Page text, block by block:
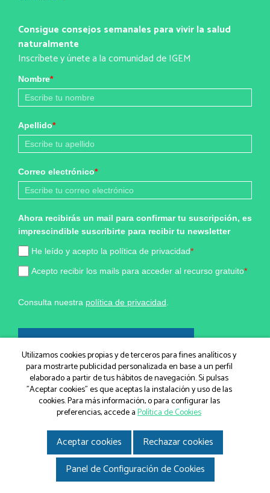
Consigue consejos semanales para vivir la salud
naturalmente
Inscríbete y únete a la comunidad de IGEM
Nombre*
Apellido*
Correo electrónico*
Ahora recibirás un mail para confirmar tu suscripción, es
imprescindible suscribirte para recibir tu newsletter
He leído y acepto la política de privacidad*
Acepto recibir los mails para acceder al recurso gratuito*
Consulta nuestra política de privacidad.
Marketing por
ActiveCampaign
© IGEM, Institut Guxens de Medicina Integrativa 2026
Aviso legal|Política de Cookies|Política de privacidad|
Disseny i desenvolupament web
Utilizamos cookies propias y de terceros para fines analíticos y
para mostrarte publicidad personalizada en base a un perfil
elaborado a partir de tus hábitos de navegación. Si pulsas
"Aceptar cookies" es que aceptas la instalación y uso de las
cookies. Para más información, o para configurar las
preferencias, accede aPolítica de Cookies
Aceptar cookies
Rechazar cookies
Panel de Configuración de Cookies